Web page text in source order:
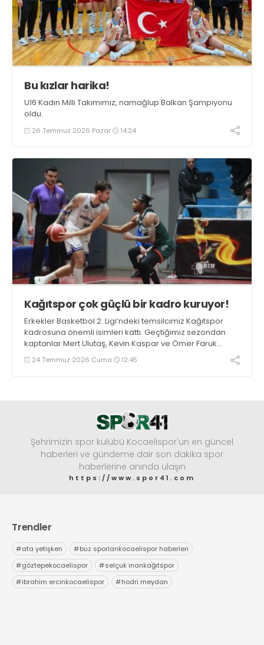
Bu kızlar harika!
U16 Kadın Milli Takımımız, namağlup Balkan Şampiyonu
oldu.
26 Temmuz 2026 Pazar 14:24
Kağıtspor çok güçlü bir kadro kuruyor!
Erkekler Basketbol 2. Ligi’ndeki temsilcimiz Kağıtspor
kadrosuna önemli isimleri kattı. Geçtiğimiz sezondan
kaptanlar Mert Ulutaş, Kevin Kaspar ve Ömer Faruk
Ermat ile yola devam edildi. Takıma 3 oyuncu daha
eklenecek.
24 Temmuz 2026 Cuma 12:45
Şehrimizin spor kulübü Kocaelispor'un en güncel
haberleri ve gündeme dair son dakika spor
haberlerine anında ulaşın
https://www.spor41.com
Trendler
#ata yetişken #buz sporlarıkocaelispor haberleri
#göztepekocaelispor #selçuk inankağıtspor
#ibrahim ercinkocaelispor #hodri meydan